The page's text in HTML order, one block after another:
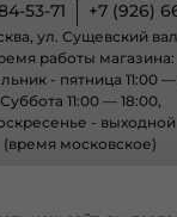
53-71 +7 (926)
ул. Сущевский
работы магазина:
- пятница 11:00 —
Суббота 11:00 — 18:00,
- выходной
(время московское)